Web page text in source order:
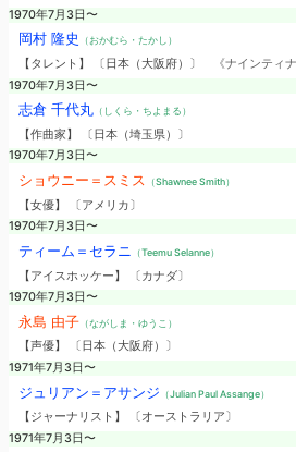
1970年7月3日〜
岡村 隆史 （おかむら・たかし）
【タレント】 〔日本（大阪府）〕
《ナインティ
1970年7月3日〜
志倉 千代丸（しくら・ちよまる）
【作曲家】 〔日本（埼玉県）〕
1970年7月3日〜
ショウニー＝スミス （Shawnee Smith）
【女優】 〔アメリカ〕
1970年7月3日〜
ティーム＝セラニ （Teemu Selanne）
【アイスホッケー】 〔カナダ〕
1970年7月3日〜
永島 由子（ながしま・ゆうこ）
【声優】 〔日本（大阪府）〕
1971年7月3日〜
ジュリアン＝アサンジ （Julian Paul Assange）
【ジャーナリスト】 〔オーストラリア〕
1971年7月3日〜